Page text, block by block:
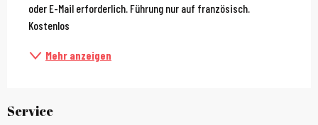
oder E-Mail erforderlich. Führung nur auf französisch.
Kostenlos
Mehr anzeigen
Service